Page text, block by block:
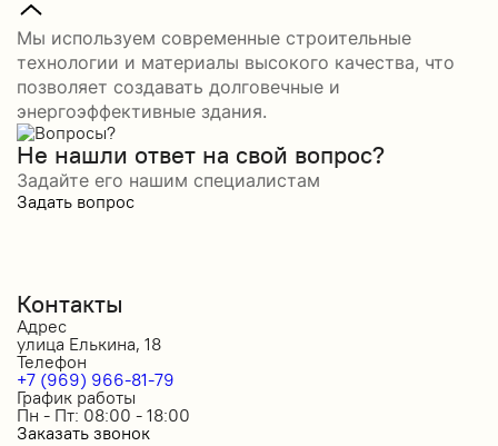
Мы используем современные строительные
технологии и материалы высокого качества, что
позволяет создавать долговечные и
энергоэффективные здания.
Не нашли ответ на свой вопрос?
Задайте его нашим специалистам
Задать вопрос
Контакты
Адрес
улица Елькина, 18
Телефон
+7 (969) 966-81-79
График работы
Пн - Пт: 08:00 - 18:00
Заказать звонок